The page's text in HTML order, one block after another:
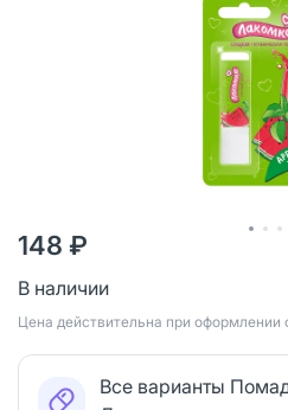
148 ₽
В наличии
Цена действительна при оформлении
Все варианты